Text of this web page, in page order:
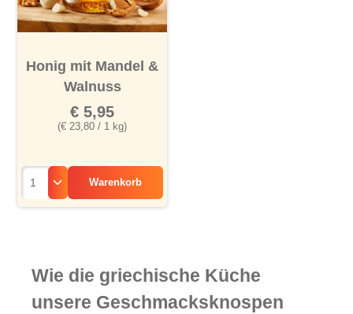
Honig mit Mandel &
Walnuss
(€ 23,80 / 1 kg)
€ 5,95
Warenkorb
Wie die griechische Küche
unsere Geschmacksknospen